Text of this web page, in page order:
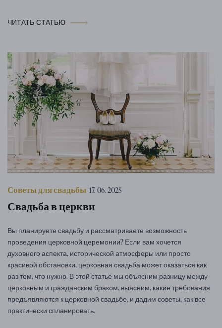
ЧИТАТЬ СТАТЬЮ
Советы для свадьбы 17. 06. 2025
Свадьба в церкви
Вы планируете свадьбу и рассматриваете возможность
проведения церковной церемонии? Если вам хочется
духовного аспекта, исторической атмосферы или просто
красивой обстановки, церковная свадьба может оказаться как
раз тем, что нужно. В этой статье мы объясним разницу между
церковным и гражданским браком, выясним, какие требования
предъявляются к церковной свадьбе, и дадим советы, как все
практически спланировать.